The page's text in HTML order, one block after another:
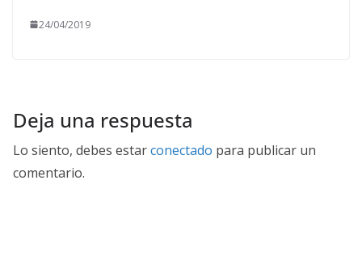
24/04/2019
Deja una respuesta
Lo siento, debes estarconectado para publicar un
comentario.